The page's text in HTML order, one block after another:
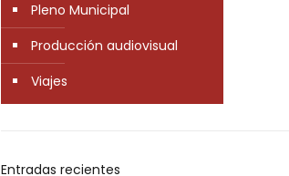
Pleno Municipal
Producción audiovisual
Viajes
Entradas recientes